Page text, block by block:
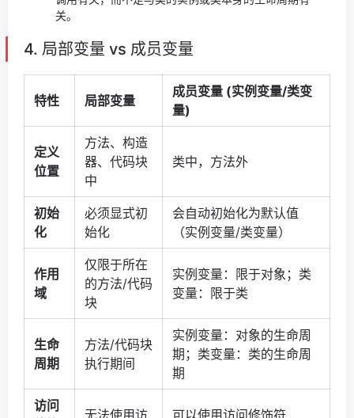
关。
4. 局部变量 vs 成员变量
特性 局部变量
成员变量 (实例变量/类变
量)
定义
位置
方法、构造
器、代码块
中
类中，方法外
初始
化
必须显式初
始化
会自动初始化为默认值
（实例变量/类变量）
作用
域
仅限于所在
的方法/代码
块
实例变量：限于对象；类
变量：限于类
生命
周期
方法/代码块
执行期间
实例变量：对象的生命周
期；类变量：类的生命周
期
访问
无法使用访
可以使用访问修饰符